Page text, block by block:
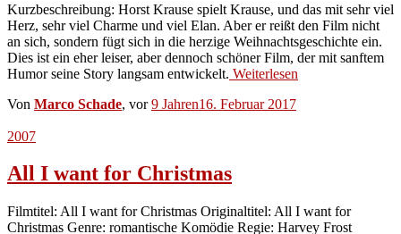
Kurzbeschreibung: Horst Krause spielt Krause, und das mit sehr viel
Herz, sehr viel Charme und viel Elan. Aber er reißt den Film nicht
an sich, sondern fügt sich in die herzige Weihnachtsgeschichte ein.
Dies ist ein eher leiser, aber dennoch schöner Film, der mit sanftem
Humor seine Story langsam entwickelt. Weiterlesen
Von Marco Schade, vor9 Jahren16. Februar 2017
2007
All I want for Christmas
Filmtitel: All I want for Christmas Originaltitel: All I want for
Christmas Genre: romantische Komödie Regie: Harvey Frost